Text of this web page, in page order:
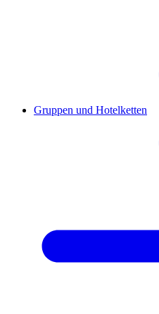
Gruppen und Hotelketten